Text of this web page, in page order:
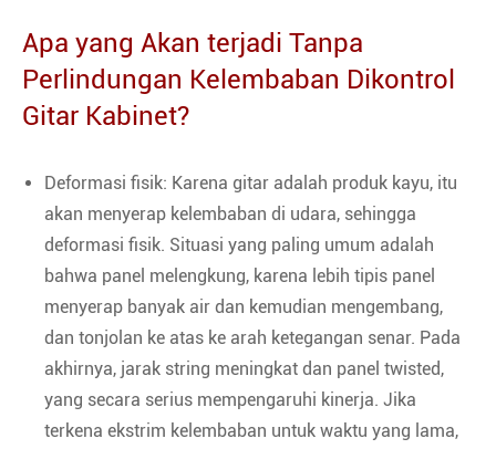
Apa yang Akan terjadi Tanpa
Perlindungan Kelembaban Dikontrol
Gitar Kabinet?
Deformasi fisik: Karena gitar adalah produk kayu, itu
akan menyerap kelembaban di udara, sehingga
deformasi fisik. Situasi yang paling umum adalah
bahwa panel melengkung, karena lebih tipis panel
menyerap banyak air dan kemudian mengembang,
dan tonjolan ke atas ke arah ketegangan senar. Pada
akhirnya, jarak string meningkat dan panel twisted,
yang secara serius mempengaruhi kinerja. Jika
terkena ekstrim kelembaban untuk waktu yang lama,